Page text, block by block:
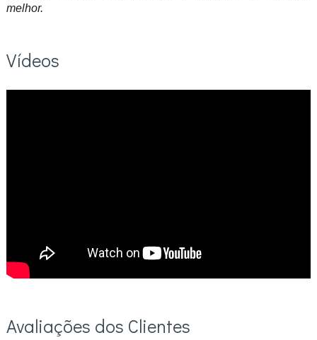
melhor.
Vídeos
Avaliações dos Clientes